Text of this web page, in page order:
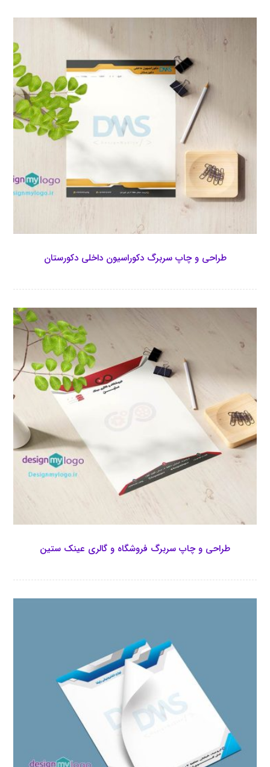
طراحی و چاپ سربرگ دکوراسیون داخلی دکورستان
طراحی و چاپ سربرگ فروشگاه و گالری عینک ستین